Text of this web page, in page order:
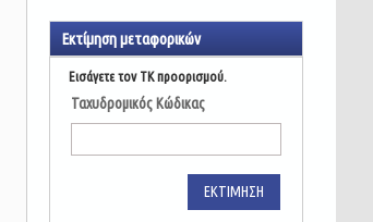
Εκτίμηση μεταφορικών
Εισάγετε τον ΤΚ προορισμού.
Ταχυδρομικός Κώδικας
ΕΚΤΊΜΗΣΗ